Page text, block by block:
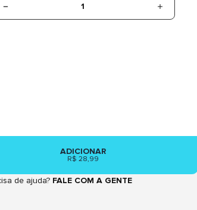
1
ADICIONAR
R$ 28,99
de ajuda? FALE COM A GENTE